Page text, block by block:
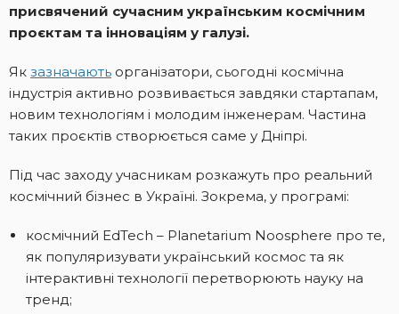
присвячений сучасним українським космічним
проєктам та інноваціям у галузі.
Як зазначають організатори, сьогодні космічна
індустрія активно розвивається завдяки стартапам,
новим технологіям і молодим інженерам. Частина
таких проєктів створюється саме у Дніпрі.
Під час заходу учасникам розкажуть про реальний
космічний бізнес в Україні. Зокрема, у програмі:
космічний EdTech – Planetarium Noosphere про те,
як популяризувати український космос та як
інтерактивні технології перетворюють науку на
тренд;